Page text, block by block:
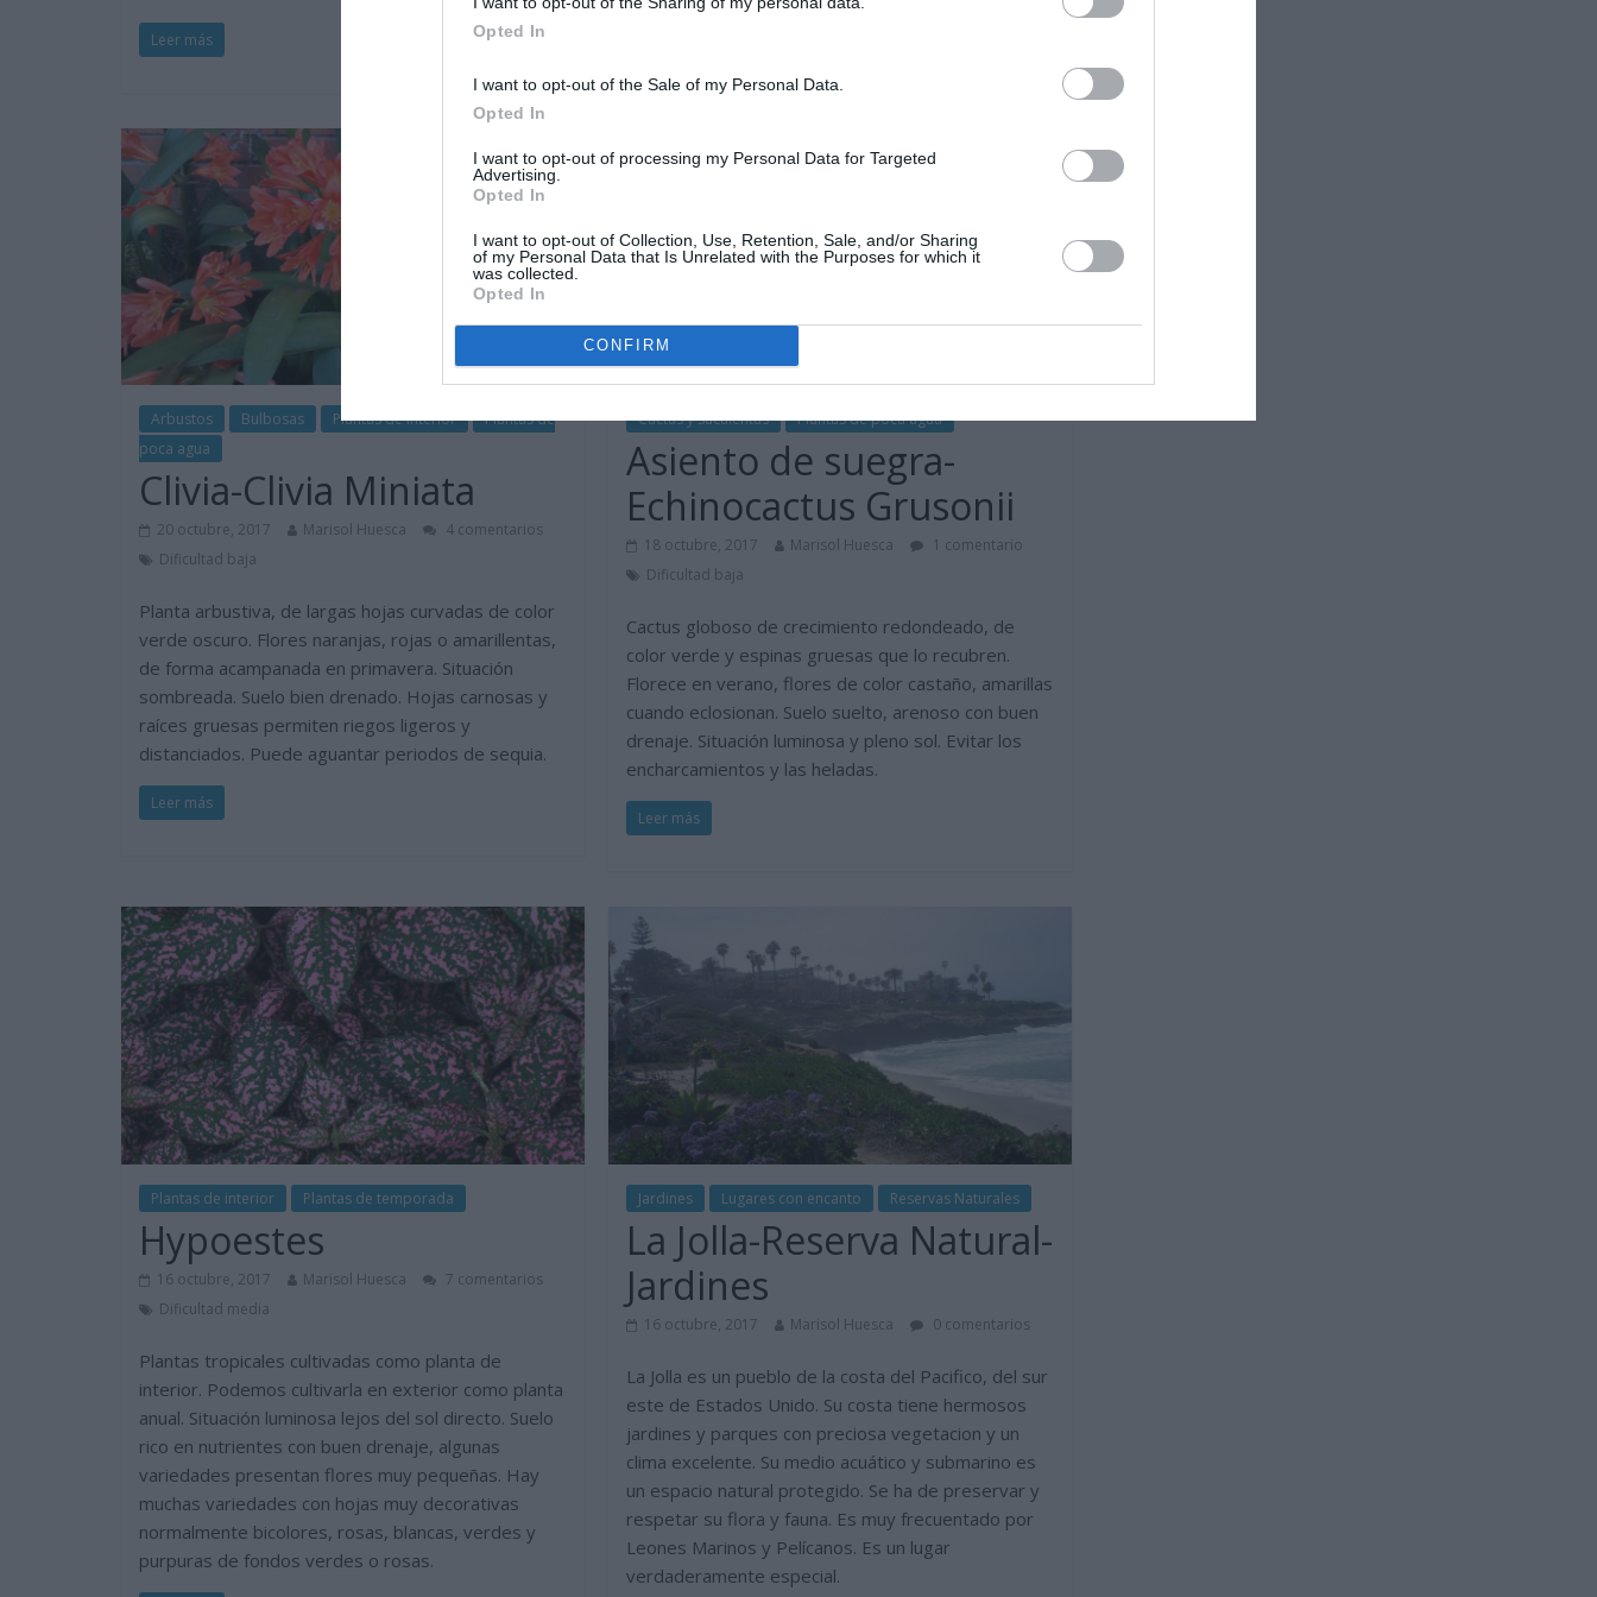
Opted In
I want to opt-out of the Sale of my Personal Data.
Opted In
I want to opt-out of processing my Personal Data for Targeted
Advertising.
Opted In
I want to opt-out of Collection, Use, Retention, Sale, and/or Sharing
of my Personal Data that Is Unrelated with the Purposes for which it
was collected.
Opted In
CONFIRM
Leer más
Arbustos Bulbosas Plantas de interior
Plantas de
poca agua
Clivia-Clivia Miniata
20 octubre, 2017 Marisol Huesca
4 comentarios
Dificultad baja
Planta arbustiva, de largas hojas curvadas de color
verde oscuro. Flores naranjas, rojas o amarillentas,
de forma acampanada en primavera. Situación
sombreada. Suelo bien drenado. Hojas carnosas y
raíces gruesas permiten riegos ligeros y
distanciados. Puede aguantar periodos de sequia.
Leer más
Cactus y suculentas Plantas de poca agua
Asiento de suegra-
Echinocactus Grusonii
18 octubre, 2017 Marisol Huesca
1 comentario
Dificultad baja
Cactus globoso de crecimiento redondeado, de
color verde y espinas gruesas que lo recubren.
Florece en verano, flores de color castaño, amarillas
cuando eclosionan. Suelo suelto, arenoso con buen
drenaje. Situación luminosa y pleno sol. Evitar los
encharcamientos y las heladas.
Leer más
Plantas de interior Plantas de temporada
Hypoestes
16 octubre, 2017 Marisol Huesca
7 comentarios
Dificultad media
Plantas tropicales cultivadas como planta de
interior. Podemos cultivarla en exterior como planta
anual. Situación luminosa lejos del sol directo. Suelo
rico en nutrientes con buen drenaje, algunas
variedades presentan flores muy pequeñas. Hay
muchas variedades con hojas muy decorativas
normalmente bicolores, rosas, blancas, verdes y
purpuras de fondos verdes o rosas.
Jardines Lugares con encanto Reservas Naturales
La Jolla-Reserva Natural-
Jardines
16 octubre, 2017 Marisol Huesca 0 comentarios
La Jolla es un pueblo de la costa del Pacifico, del sur
este de Estados Unido. Su costa tiene hermosos
jardines y parques con preciosa vegetacion y un
clima excelente. Su medio acuático y submarino es
un espacio natural protegido. Se ha de preservar y
respetar su flora y fauna. Es muy frecuentado por
Leones Marinos y Pelícanos. Es un lugar
verdaderamente especial.